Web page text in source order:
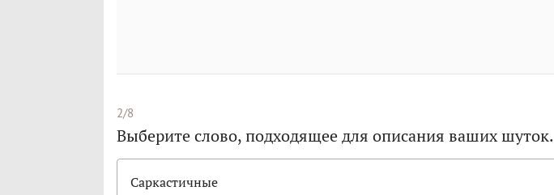
2/8
Выберите слово, подходящее для описания ваших шуток.
Саркастичные